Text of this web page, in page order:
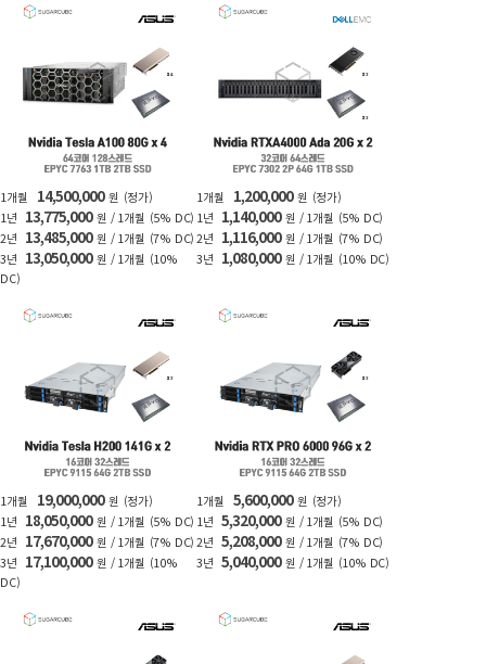
1개월 14,500,000 원
(정가)
1년
13,775,000 원 / 1개월
(5% DC)
2년
13,485,000 원 / 1개월
(7% DC)
3년
13,050,000 원 / 1개월
(10%
DC)
1개월 1,200,000 원
(정가)
1년
1,140,000 원 / 1개월
(5% DC)
2년
1,116,000 원 / 1개월
(7% DC)
3년
1,080,000 원 / 1개월 (10% DC)
1개월 19,000,000 원
(정가)
1년
18,050,000 원 / 1개월
(5% DC)
2년
17,670,000 원 / 1개월
(7% DC)
3년
17,100,000 원 / 1개월
(10%
DC)
1개월 5,600,000 원
(정가)
1년
5,320,000 원 / 1개월
(5% DC)
2년
5,208,000 원 / 1개월
(7% DC)
3년
5,040,000 원 / 1개월 (10% DC)